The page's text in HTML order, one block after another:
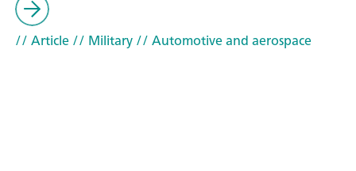
// Article// Military// Automotive and aerospace